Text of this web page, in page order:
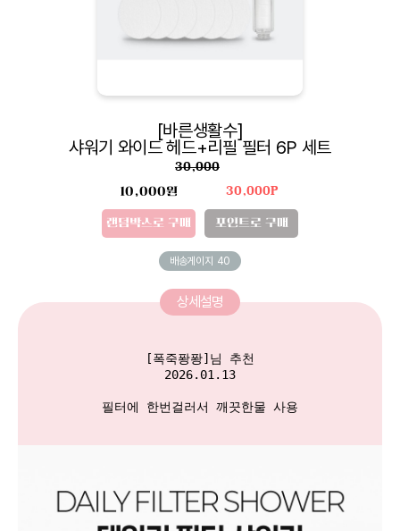
[바른생활수]
샤워기 와이드 헤드+리필 필터 6P 세트
30,000
10,000원
랜덤박스로 구매
30,000P
포인트로 구매
배송게이지 40
상세설명
[폭죽퐝퐝]님 추천
2026.01.13
필터에 한번걸러서 깨끗한물 사용